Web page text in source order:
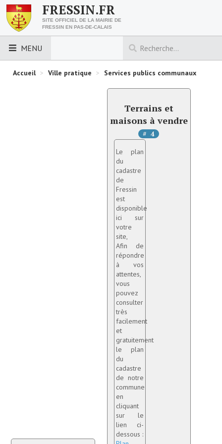
FRESSIN.FR
SITE OFFICIEL DE LA MAIRIE DE
FRESSIN EN PAS-DE-CALAIS
MENU
LES ESSENTIELS
Accueil > Ville pratique > Services publics communaux
Terrains et
maisons à vendre
# 4
Le plan
du
cadastre
de
Fressin
est
disponible
ici sur
votre
site,
Afin de
répondre
à vos
attentes,
vous
pouvez
consulter
très
facilement
et
gratuitement
le plan
du
cadastre
de notre
commune
en
cliquant
sur le
lien ci-
dessous :